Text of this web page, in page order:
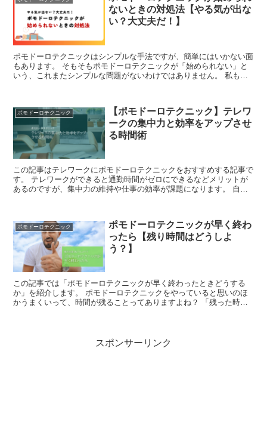
ないときの対処法【やる気が出な
い？大丈夫だ！】
ポモドーロテクニックはシンプルな手法ですが、簡単にはいかない面
もあります。 そもそもポモドーロテクニックが「始められない」と
いう、これまたシンプルな問題がないわけではありません。 私もポ
ポモドーロテクニック
【ポモドーロテクニック】テレワ
ークの集中力と効率をアップさせ
る時間術
この記事はテレワークにポモドーロテクニックをおすすめする記事で
す。 テレワークができると通勤時間がゼロにできるなどメリットが
あるのですが、集中力の維持や仕事の効率が課題になります。 自宅
ポモドーロテクニック
ポモドーロテクニックが早く終わ
ったら【残り時間はどうしよ
う？】
この記事では「ポモドーロテクニックが早く終わったときどうする
か」を紹介します。 ポモドーロテクニックをやっていると思いのほ
かうまくいって、時間が残ることってありますよね？ 「残った時間
スポンサーリンク